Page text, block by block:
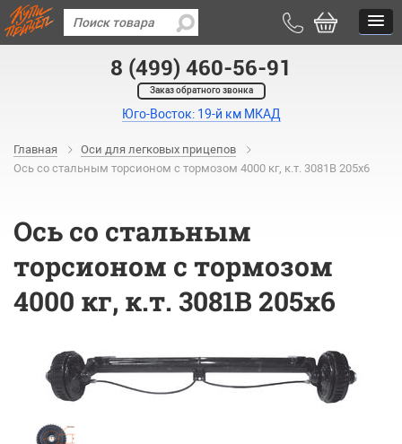
8 (499) 460-56-91
Заказ обратного звонка
Юго-Восток: 19-й км МКАД
Главная
Оси для легковых прицепов
Ось со стальным торсионом с тормозом 4000 кг, к.т. 3081В 205х6
Ось со стальным
торсионом с тормозом
4000 кг, к.т. 3081В 205х6